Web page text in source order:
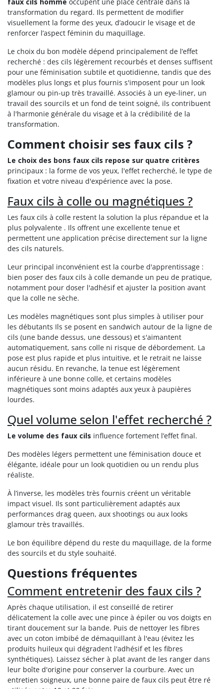
transformation du regard. Ils permettent de modifier
visuellement la forme des yeux, d’adoucir le visage et de
renforcer l’aspect féminin du maquillage.
Le choix du bon modèle dépend principalement de l’effet
recherché : des cils légèrement recourbés et denses suffisent
pour une féminisation subtile et quotidienne, tandis que des
modèles plus longs et plus fournis s'imposent pour un look
glamour ou pin-up très travaillé. Associés à un eye-liner, un
travail des sourcils et un fond de teint soigné, ils contribuent
à l'harmonie générale du visage et à la crédibilité de la
transformation.
Comment choisir ses faux cils ?
Le choix des bons faux cils repose sur quatre critères
principaux : la forme de vos yeux, l'effet recherché, le type de
fixation et votre niveau d'expérience avec la pose.
Faux cils à colle ou magnétiques ?
Les faux cils à colle restent la solution la plus répandue et la
plus polyvalente . Ils offrent une excellente tenue et
permettent une application précise directement sur la ligne
des cils naturels.
Leur principal inconvénient est la courbe d'apprentissage :
bien poser des faux cils à colle demande un peu de pratique,
notamment pour doser l'adhésif et ajuster la position avant
que la colle ne sèche.
Les modèles magnétiques sont plus simples à utiliser pour
les débutants Ils se posent en sandwich autour de la ligne de
cils (une bande dessus, une dessous) et s'aimantent
automatiquement, sans colle ni risque de débordement. La
pose est plus rapide et plus intuitive, et le retrait ne laisse
aucun résidu. En revanche, la tenue est légèrement
inférieure à une bonne colle, et certains modèles
magnétiques sont moins adaptés aux yeux à paupières
lourdes.
Quel volume selon l'effet recherché ?
Le volume des faux cils influence fortement l’effet final.
Des modèles légers permettent une féminisation douce et
élégante, idéale pour un look quotidien ou un rendu plus
réaliste.
À l’inverse, les modèles très fournis créent un véritable
impact visuel. Ils sont particulièrement adaptés aux
performances drag queen, aux shootings ou aux looks
glamour très travaillés.
Le bon équilibre dépend du reste du maquillage, de la forme
des sourcils et du style souhaité.
Questions fréquentes
Comment entretenir des faux cils ?
Après chaque utilisation, il est conseillé de retirer
délicatement la colle avec une pince à épiler ou vos doigts en
tirant doucement sur la bande. Puis de nettoyer les fibres
avec un coton imbibé de démaquillant à l'eau (évitez les
produits huileux qui dégradent l'adhésif et les fibres
synthétiques). Laissez sécher à plat avant de les ranger dans
leur boîte d'origine pour conserver la courbure. Avec un
entretien soigneux, une bonne paire de faux cils peut être ré